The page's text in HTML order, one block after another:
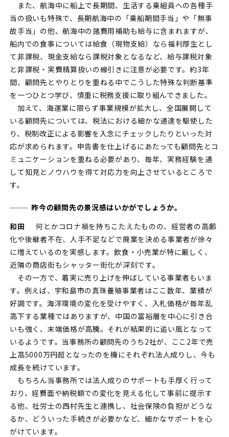
また、航海中に船上で長期間、生活する乗組員への各種手
当の扱いも特殊で、長期航海中の「乗船期間手当」や「無事
故手当」の他、航海中の諸費用補助も給与に含まれますが、
船内での食事については給食（現物支給）なら福利厚生とし
て非課税、現金支給なら課税対象となるなど、給与課税対象
と非課税・実費精算扱いの線引きに注意が必要です。約3年
間、顧問先とやりとりを重ねる中でこうした特殊な判断基準
を一つひとつ学び、慎重に税務支援に取り組んできました。
加えて、海運業に限らず事業規模が拡大し、全国展開して
いる顧問先については、税法における細かな通達を駆使した
り、税制改正による影響を入念にチェックしたりといった対
応が求められます。申告書を仕上げるにあたっても顧問先とコ
ミュニケーションを重ねる必要があり、毎年、実務経験を通
して知見とノウハウを得て対応力を向上させているところで
す。
昨今の顧問先の景況感はいかがでしょうか。
和田
何とかコロナ禍を持ちこたえたものの、経営者の高齢
化や後継者不在、人手不足などで廃業を決める事業者が徐々
に増えているのを実感します。飲食・小売業が特に厳しく、
近隣の商店街もシャッター街化が深刻です。
その一方で、着実に売り上げを伸ばしている事業者もいま
す。例えば、宇和島市の真珠養殖事業者はここ数年、業績が
好調です。海洋環境の変化を受けやすく、入札価格が毎年乱
高下する業種ではありますが、中国の富裕層を中心に引き合
いも強く、末端価格が高騰。それが結果的に追い風となって
いるようです。当事務所の顧問先のうち2社が、ここ2年で売
上高5000万円超となったのを機にそれぞれ法人成りし、今も
成長を続けています。
もちろん当事務所では法人成りのサポートも手厚く行って
おり、経費面や納税額での変化を見える化して事前に提示す
る他、社労士の西村先生と連携し、社会保険の負担がどうな
るか、どういった手続きが必要かなど、細かなサポートを心
がけています。